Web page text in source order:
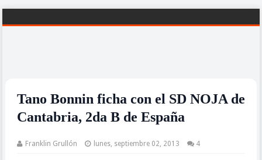
Tano Bonnin ficha con el SD NOJA de
Cantabria, 2da B de España
Franklin Grullón lunes, septiembre 02, 2013 4